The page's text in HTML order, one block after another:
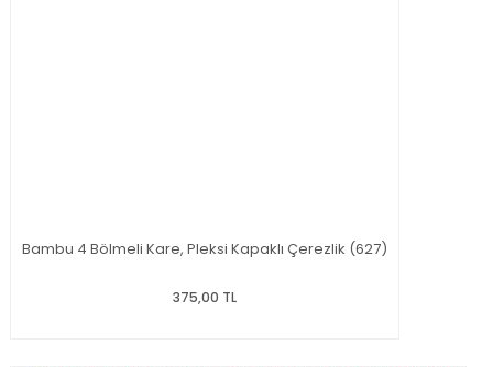
Bambu 4 Bölmeli Kare, Pleksi Kapaklı Çerezlik (627)
375,00 TL